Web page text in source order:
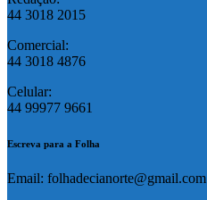
44 3018 2015
Comercial:
44 3018 4876
Celular:
44 99977 9661
Escreva para a Folha
Email: folhadecianorte@gmail.com